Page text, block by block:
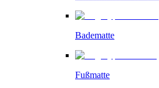
Badematte
Fußmatte